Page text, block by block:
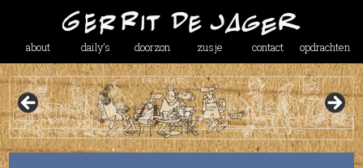
about daily’s doorzon zusje contact opdrachten